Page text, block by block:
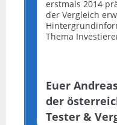
erstmals 2014
der Vergleich
Thema
Euer
der
Tester &